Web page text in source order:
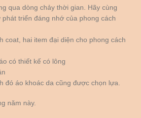
qua dòng chảy thời gian. Hãy cùng
triển đáng nhớ của phong cách
coat, hai item đại diện cho phong cách
có thiết kế có lông
đó áo khoác da cũng được chọn lựa.
năm này.